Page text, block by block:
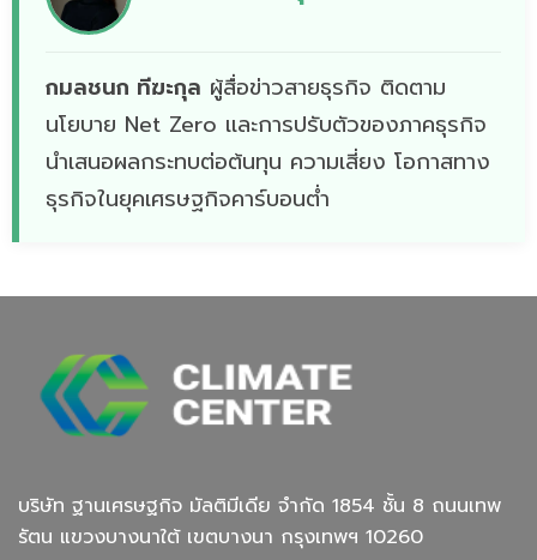
กมลชนก ทีฆะกุล ผู้สื่อข่าวสายธุรกิจ ติดตาม
นโยบาย Net Zero เเละการปรับตัวของภาคธุรกิจ
นำเสนอผลกระทบต่อต้นทุน ความเสี่ยง โอกาสทาง
ธุรกิจในยุคเศรษฐกิจคาร์บอนต่ำ
บริษัท ฐานเศรษฐกิจ มัลติมีเดีย จํากัด 1854 ชั้น 8 ถนนเทพ
รัตน แขวงบางนาใต้ เขตบางนา กรุงเทพฯ 10260